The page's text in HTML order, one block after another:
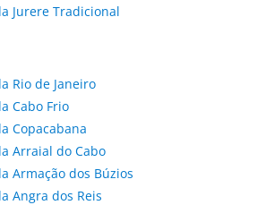
Jurere Tradicional
Rio de Janeiro
Cabo Frio
Copacabana
Arraial do Cabo
Armação dos Búzios
Angra dos Reis